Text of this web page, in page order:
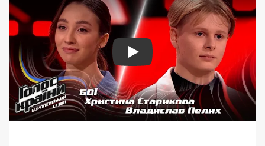
Play